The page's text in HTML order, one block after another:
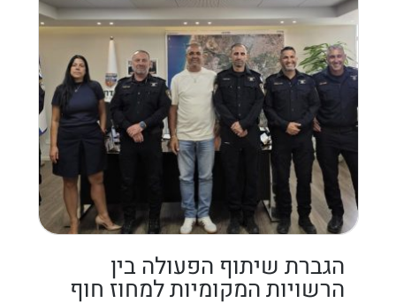
הגברת שיתוף הפעולה בין
הרשויות המקומיות למחוז חוף